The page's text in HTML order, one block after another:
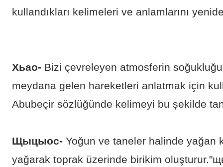
kullandıkları kelimeleri ve anlamlarını
Хьао- Bizi çevreleyen atmosferin
meydana gelen hareketleri anlatmak için
Abubeçir sözlüğünde kelimeyi bu şekilde
Щыцыос- Yoğun ve taneler halinde yağan
yağarak toprak üzerinde birikim